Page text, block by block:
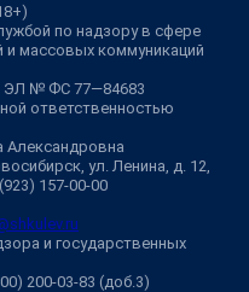
по надзору в сфере
и массовых коммуникаций
ЭЛ № ФС 77—84683
ответственностью
Александровна
ул. Ленина, д. 12,
157-00-00
и государственных
200-03-83 (доб.3)